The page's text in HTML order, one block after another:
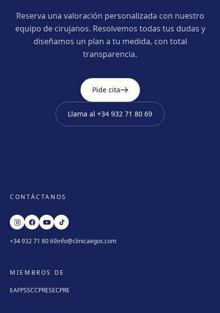
Reserva una valoración personalizada con nuestro
equipo de cirujanos. Resolvemos todas tus dudas y
diseñamos un plan a tu medida, con total
transparencia.
Pide cita
Llama al +34 932 71 80 69
CONTÁCTANOS
+34 932 71 80 69info@clinicaegos.com
MIEMBROS DE
EAFPSSCCPRESECPRE